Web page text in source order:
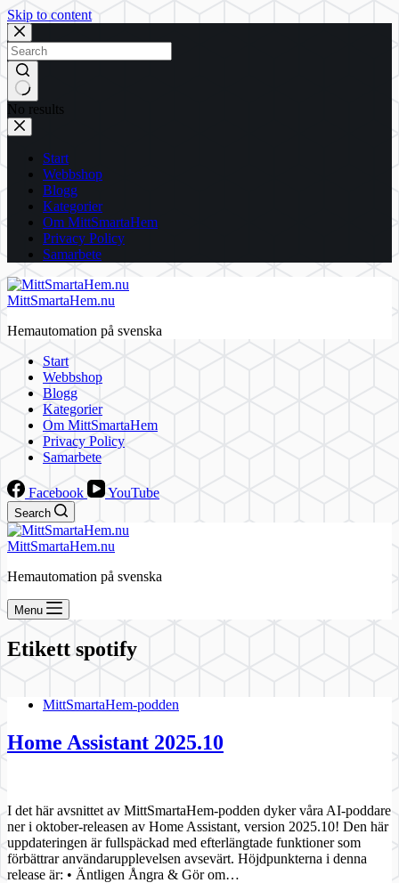
Skip to content
No results
Start
Webbshop
Blogg
Kategorier
Om MittSmartaHem
Privacy Policy
Samarbete
MittSmartaHem.nu
Hemautomation på svenska
Start
Webbshop
Blogg
Kategorier
Om MittSmartaHem
Privacy Policy
Samarbete
Facebook YouTube
Search
MittSmartaHem.nu
Hemautomation på svenska
Menu
Etikett spotify
MittSmartaHem-podden
Home Assistant 2025.10
I det här avsnittet av MittSmartaHem-podden dyker våra AI-poddare
ner i oktober-releasen av Home Assistant, version 2025.10! Den här
uppdateringen är fullspäckad med efterlängtade funktioner som
förbättrar användarupplevelsen avsevärt. Höjdpunkterna i denna
release är: • Äntligen Ångra & Gör om…